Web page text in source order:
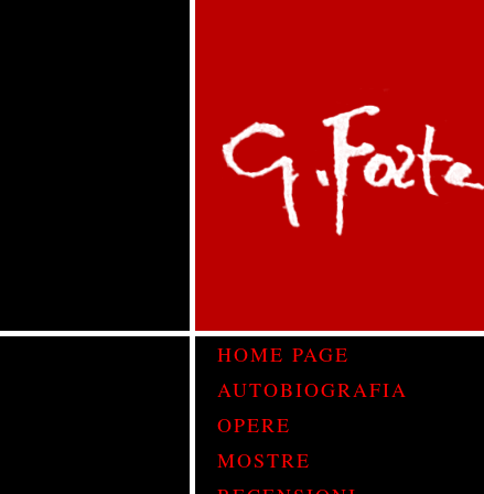
HOME PAGE
AUTOBIOGRAFIA
OPERE
MOSTRE